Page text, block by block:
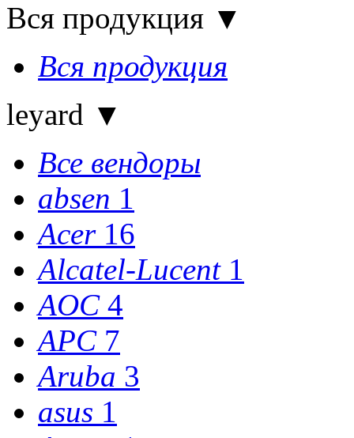
Вся продукция ▼
Вся продукция
leyard ▼
Все вендоры
absen 1
Acer 16
Alcatel-Lucent 1
AOC 4
APC 7
Aruba 3
asus 1